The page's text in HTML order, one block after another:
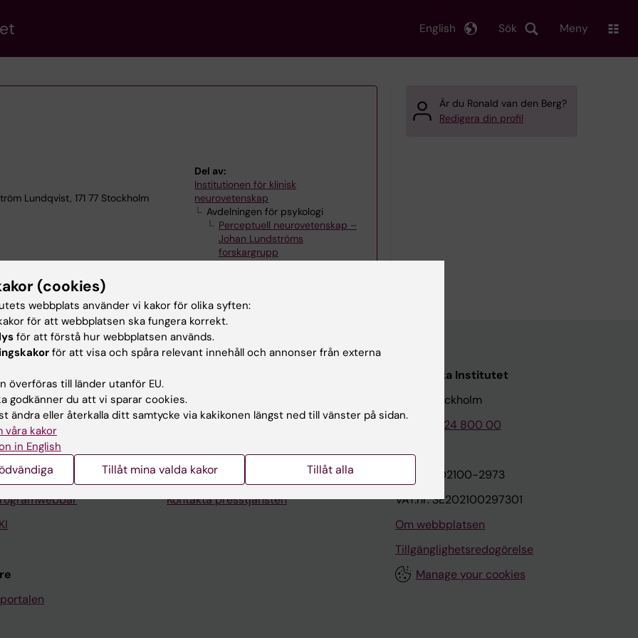
Sök
English Meny
Lundqvist, 171 77 Stockholm
Del av:
Institutionen för klinisk
neurovetenskap
Avdelningen för psykologi
Perceptuell neurovetenskap –
Johan Lundströms
forskargrupp
Är du Ronald van den Berg?
Redigera din profil
Universitetsbiblioteket
Stöd forskning och utbildning
Karolinska Institutet Innovation
Kontakta presstjänsten
Karolinska Institutet
171 77 Stockholm
Tel: 08-524 800 00
Org.nr: 202100-2973
VAT.nr: SE202100297301
Om webbplatsen
Tillgänglighetsredogörelse
Manage your cookies
(cookies)
webbplats använder vi kakor för olika syften:
för att webbplatsen ska fungera korrekt.
för att förstå hur webbplatsen används.
för att visa och spåra relevant innehåll och annonser från externa
överföras till länder utanför EU.
godkänner du att vi sparar cookies.
ändra eller återkalla ditt samtycke via kakikonen längst ned till vänster på sidan.
våra kakor
in English
Tillåt mina valda kakor Tillåt alla